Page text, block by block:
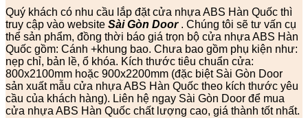
Quý khách có nhu cầu lắp đặt cửa nhựa ABS Hàn Quốc thì
truy cập vào website Sài Gòn Door. Chúng tôi sẽ tư vấn cụ
thể sản phẩm, đồng thời báo giá trọn bộ cửa nhựa ABS Hàn
Quốc gồm: Cánh +khung bao. Chưa bao gồm phụ kiện như:
nẹp chỉ, bản lề, ổ khóa. Kích thước tiêu chuẩn cửa:
800x2100mm hoặc 900x2200mm (đặc biệt Sài Gòn Door
sản xuất mẫu cửa nhựa ABS Hàn Quốc theo kích thước yêu
cầu của khách hàng). Liên hệ ngay Sài Gòn Door để mua
cửa nhựa ABS Hàn Quốc chất lượng cao, giá thành tốt nhất.